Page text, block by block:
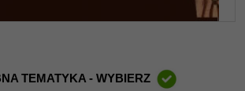
TEMATYKA - WYBIERZ